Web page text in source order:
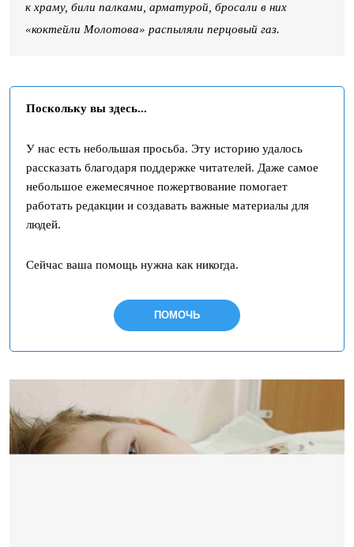
к храму, били палками, арматурой, бросали в них
«коктейли Молотова» распыляли перцовый газ.
Поскольку вы здесь...
У нас есть небольшая просьба. Эту историю удалось
рассказать благодаря поддержке читателей. Даже самое
небольшое ежемесячное пожертвование помогает
работать редакции и создавать важные материалы для
людей.
Сейчас ваша помощь нужна как никогда.
ПОМОЧЬ